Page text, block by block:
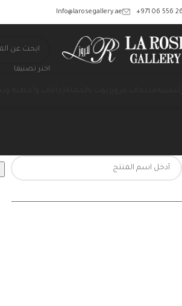
‎+971 06 556
Info@larosegallery.ae
اختر تصنيفا